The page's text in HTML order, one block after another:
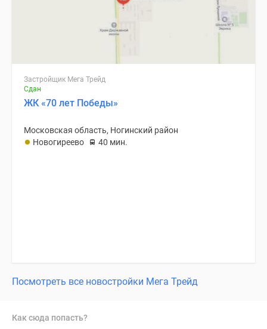
Застройщик Мега Трейд
Сдан
ЖК «70 лет Победы»
Московская область, Ногинский район
Новогиреево
40 мин.
Посмотреть все новостройки Мега Трейд
Как сюда попасть?